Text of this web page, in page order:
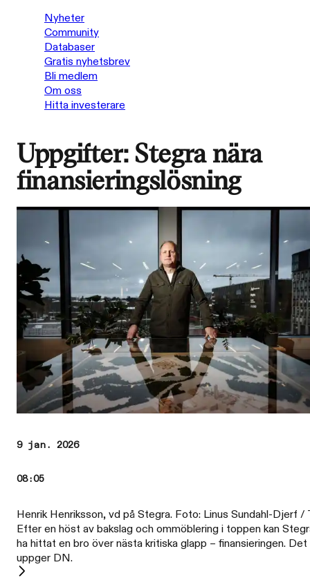
Nyheter
Community
Databaser
Gratis nyhetsbrev
Bli medlem
Om oss
Hitta investerare
Uppgifter: Stegra nära
finansieringslösning
9 jan. 2026
08:05
Henrik Henriksson, vd på Stegra. Foto: Linus Sundahl-Djerf /
Efter en höst av bakslag och ommöblering i toppen kan
ha hittat en bro över nästa kritiska glapp – finansieringen. Det
uppger DN.